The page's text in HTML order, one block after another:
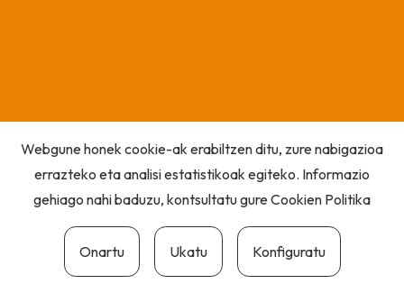
Webgune honek cookie-ak erabiltzen ditu, zure nabigazioa
errazteko eta analisi estatistikoak egiteko. Informazio
gehiago nahi baduzu, kontsultatu gureCookien Politika
Onartu Ukatu Konfiguratu